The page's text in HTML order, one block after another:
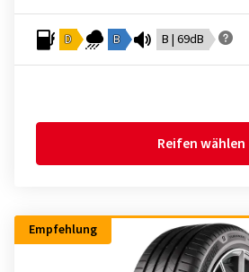
D B B | 69dB
Reifen wählen
Empfehlung